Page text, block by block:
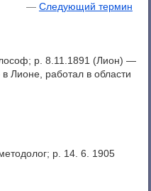
— Следующий термин
p. 8.11.1891 (Лион) —
Лионе, работал в области
p. 14. 6. 1905